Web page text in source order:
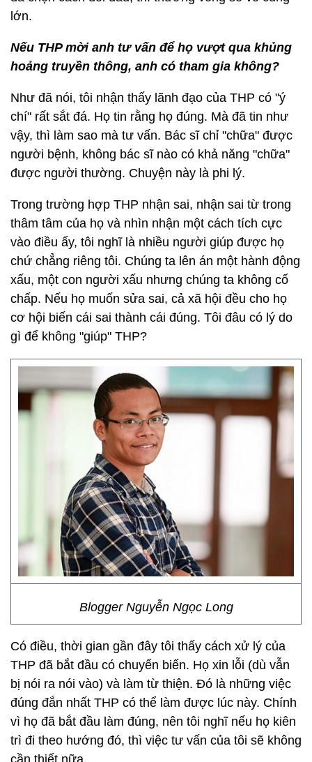
lớn.
Nếu THP mời anh tư vấn để họ vượt qua khủng
hoảng truyền thông, anh có tham gia không?
Như đã nói, tôi nhận thấy lãnh đạo của THP có "ý
chí" rất sắt đá. Họ tin rằng họ đúng. Mà đã tin như
vậy, thì làm sao mà tư vấn. Bác sĩ chỉ "chữa" được
người bệnh, không bác sĩ nào có khả năng "chữa"
được người thường. Chuyện này là phi lý.
Trong trường hợp THP nhận sai, nhận sai từ trong
thâm tâm của họ và nhìn nhận một cách tích cực
vào điều ấy, tôi nghĩ là nhiều người giúp được họ
chứ chẳng riêng tôi. Chúng ta lên án một hành động
xấu, một con người xấu nhưng chúng ta không cố
chấp. Nếu họ muốn sửa sai, cả xã hội đều cho họ
cơ hội biến cái sai thành cái đúng. Tôi đâu có lý do
gì để không "giúp" THP?
Blogger Nguyễn Ngọc Long
Có điều, thời gian gần đây tôi thấy cách xử lý của
THP đã bắt đầu có chuyển biến. Họ xin lỗi (dù vẫn
bị nói ra nói vào) và làm từ thiện. Đó là những việc
đúng đắn nhất THP có thể làm được lúc này. Chính
vì họ đã bắt đầu làm đúng, nên tôi nghĩ nếu họ kiên
trì đi theo hướng đó, thì việc tư vấn của tôi sẽ không
cần thiết nữa.